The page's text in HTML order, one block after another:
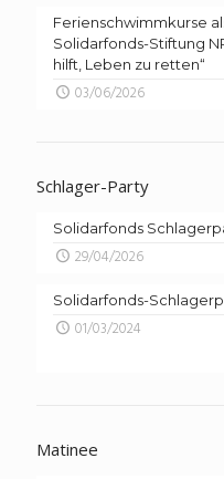
Ferienschwimmkurse
Solidarfonds-Stiftung
hilft, Leben zu retten“
03/06/2026
Schlager-Party
Solidarfonds
29/04/2026
Solidarfonds-
01/03/2024
Matinee